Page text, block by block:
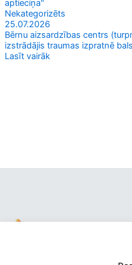
aptieciņa"
Nekategorizēts
25.07.2026
Bērnu aizsardzības centrs
izstrādājis traumas izpratnē
Lasīt vairāk